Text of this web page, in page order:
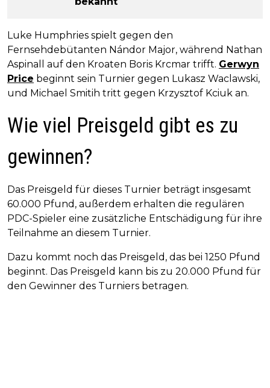
Luke Humphries spielt gegen den
Fernsehdebütanten Nándor Major, während Nathan
Aspinall auf den Kroaten Boris Krcmar trifft. Gerwyn
Price beginnt sein Turnier gegen Lukasz Waclawski,
und Michael Smitih tritt gegen Krzysztof Kciuk an.
Wie viel Preisgeld gibt es zu
gewinnen?
Das Preisgeld für dieses Turnier beträgt insgesamt
60.000 Pfund, außerdem erhalten die regulären
PDC-Spieler eine zusätzliche Entschädigung für ihre
Teilnahme an diesem Turnier.
Dazu kommt noch das Preisgeld, das bei 1250 Pfund
beginnt. Das Preisgeld kann bis zu 20.000 Pfund für
den Gewinner des Turniers betragen.